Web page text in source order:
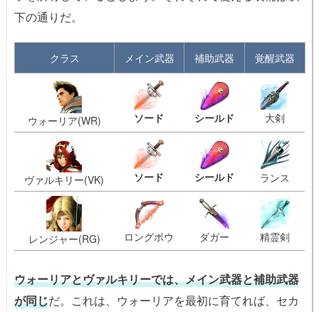
下の通りだ。
クラス メイン武器 補助武器 覚醒武器
ウォーリア(WR) ソード シールド 大剣
ヴァルキリー(VK) ソード シールド ランス
レンジャー(RG) ロングボウ ダガー 精霊剣
ウォーリアとヴァルキリーでは、メイン武器と補助武器
が同じだ。これは、ウォーリアを最初に育てれば、セカ